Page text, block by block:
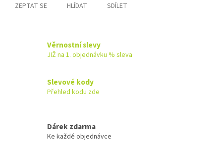
ZEPTAT SE HLÍDAT SDÍLET
Věrnostní slevy
JIŽ na 1. objednávku % sleva
Slevové kody
Přehled kodu zde
Dárek zdarma
Ke každé objednávce